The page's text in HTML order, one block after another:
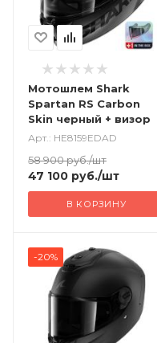
Мотошлем Shark
Spartan RS Carbon
Skin черный + визор
Арт.: HE8159EDAD
58 900руб./шт
47 100 руб./шт
В КОРЗИНУ
-20%